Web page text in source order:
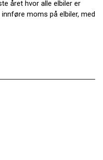
året hvor alle elbiler er
moms på elbiler, med